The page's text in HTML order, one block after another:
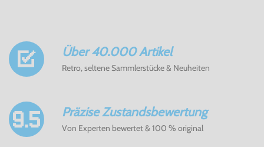
Über 40.000 Artikel
Retro, seltene Sammlerstücke & Neuheiten
Präzise Zustandsbewertung
Von Experten bewertet & 100 % original